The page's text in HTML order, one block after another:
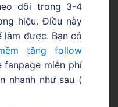
dõi trong 3-4
hiệu. Điều này
được. Bạn có
tăng follow
fanpage miễn phí
nhanh như sau (